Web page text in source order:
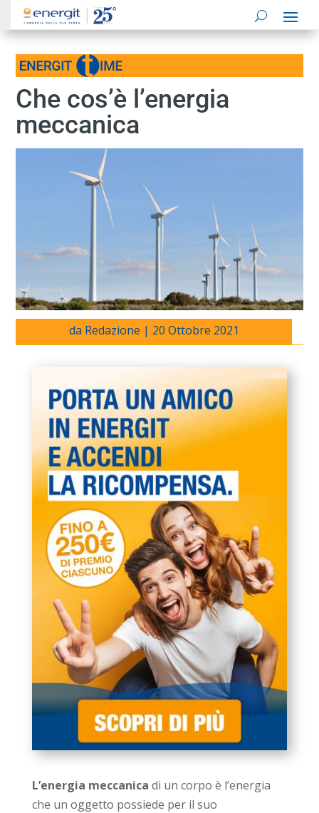
Che cos’è l’energia
meccanica
da Redazione | 20 Ottobre 2021
L’energia meccanica di un corpo è l’energia
che un oggetto possiede per il suo